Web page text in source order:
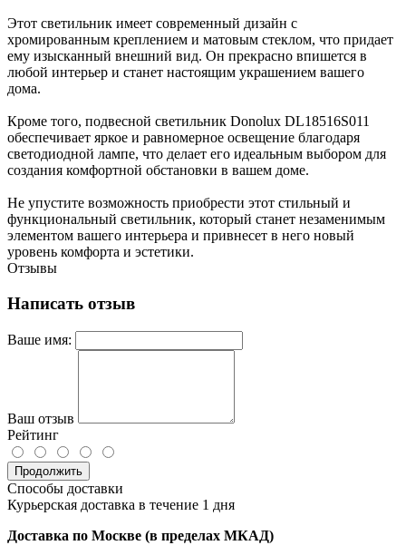
Этот светильник имеет современный дизайн с
хромированным креплением и матовым стеклом, что придает
ему изысканный внешний вид. Он прекрасно впишется в
любой интерьер и станет настоящим украшением вашего
дома.
Кроме того, подвесной светильник Donolux DL18516S011
обеспечивает яркое и равномерное освещение благодаря
светодиодной лампе, что делает его идеальным выбором для
создания комфортной обстановки в вашем доме.
Не упустите возможность приобрести этот стильный и
функциональный светильник, который станет незаменимым
элементом вашего интерьера и привнесет в него новый
уровень комфорта и эстетики.
Отзывы
Написать отзыв
Ваше имя:
Ваш отзыв
Рейтинг
Продолжить
Способы доставки
Курьерская доставка в течение 1 дня
Доставка по Москве (в пределах МКАД)